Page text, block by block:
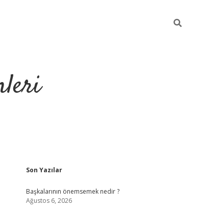
Sidebar
Son Yazılar
Başkalarının önemsemek nedir ?
Ağustos 6, 2026